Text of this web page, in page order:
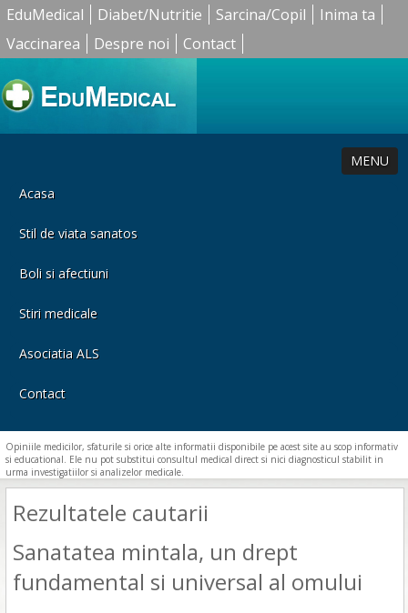
EduMedical Diabet/Nutritie Sarcina/Copil
Inima ta
Vaccinarea
Despre noi Contact
MENU
Acasa
Stil de viata sanatos
Boli si afectiuni
Stiri medicale
Asociatia ALS
Contact
Opiniile medicilor, sfaturile si orice alte informatii disponibile pe acest site au scop informativ
si educational. Ele nu pot substitui consultul medical direct si nici diagnosticul stabilit in
urma investigatiilor si analizelor medicale.
Rezultatele cautarii
Sanatatea mintala, un drept
fundamental si universal al omului